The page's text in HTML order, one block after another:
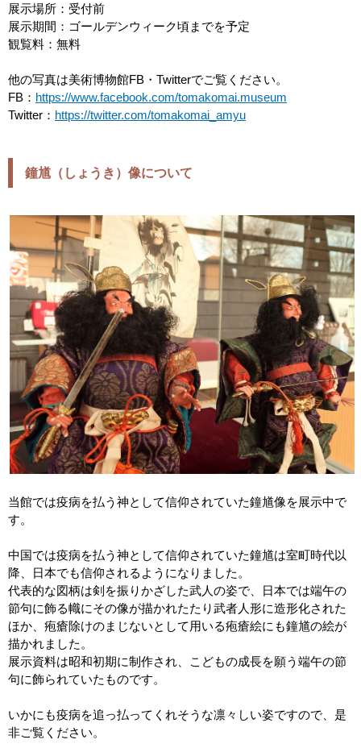
展示場所：受付前
展示期間：ゴールデンウィーク頃までを予定
観覧料：無料
他の写真は美術博物館FB・Twitterでご覧ください。
FB： https://www.facebook.com/tomakomai.museum
Twitter： https://twitter.com/tomakomai_amyu
鐘馗（しょうき）像について
当館では疫病を払う神として信仰されていた鐘馗像を展示中で
す。
中国では疫病を払う神として信仰されていた鐘馗は室町時代以
降、日本でも信仰されるようになりました。
代表的な図柄は剣を振りかざした武人の姿で、日本では端午の
節句に飾る幟にその像が描かれたたり武者人形に造形化された
ほか、疱瘡除けのまじないとして用いる疱瘡絵にも鐘馗の絵が
描かれました。
展示資料は昭和初期に制作され、こどもの成長を願う端午の節
句に飾られていたものです。
いかにも疫病を追っ払ってくれそうな凛々しい姿ですので、是
非ご覧ください。